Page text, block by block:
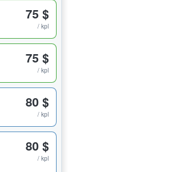
75 $
/ kpl
75 $
/ kpl
80 $
/ kpl
80 $
/ kpl